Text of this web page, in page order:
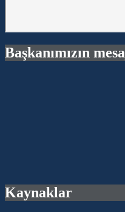
Başkanımızın
Kaynaklar